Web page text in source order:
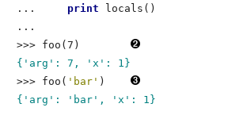
... print locals()
...
>>> foo(7)
{'arg': 7, 'x': 1}
>>> foo( 'bar' )
{'arg': 'bar', 'x': 1}